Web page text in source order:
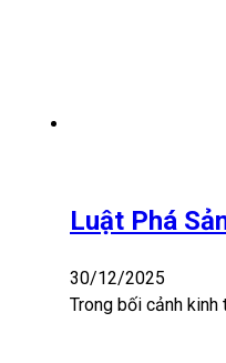
Luật Phá
30/12/2025
Trong bối cảnh